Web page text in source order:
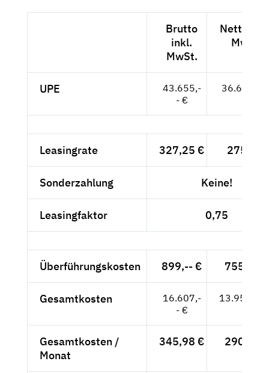
Brutto
inkl.
MwSt.
Netto
MwSt.
UPE
43.655,-
- €
36.685,--
Leasingrate 327,25 € 275,-- €
Sonderzahlung Keine!
Leasingfaktor 0,75
Überführungskosten 899,-- € 755,46 €
Gesamtkosten
16.607,-
- €
13.955,46
Gesamtkosten /
Monat
345,98 € 290,74 €